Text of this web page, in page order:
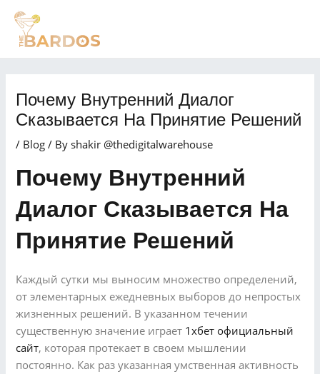
Skip
content
Почему Внутренний Диалог
Сказывается На Принятие Решений
/ Blog / By shakir @thedigitalwarehouse
Почему Внутренний
Диалог Сказывается На
Принятие Решений
Каждый сутки мы выносим множество определений,
от элементарных ежедневных выборов до непростых
жизненных решений. В указанном течении
существенную значение играет 1хбет официальный
сайт, которая протекает в своем мышлении
постоянно. Как раз указанная умственная активность
Post
navigation